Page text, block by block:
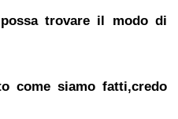
trovare il modo di
come siamo fatti,credo